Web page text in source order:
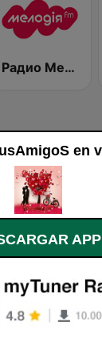
Радио Мелодия (Radio Melodia)
en
APP